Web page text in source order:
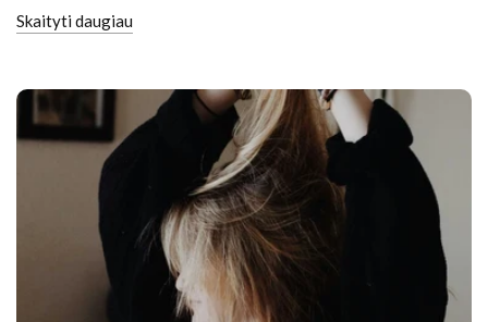
Skaityti daugiau